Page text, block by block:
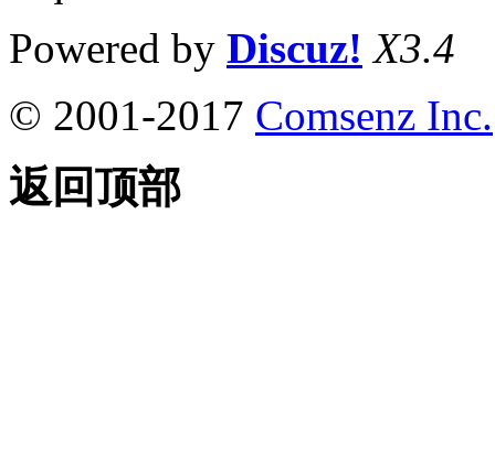
Powered by Discuz! X3.4
© 2001-2017 Comsenz Inc.
返回顶部